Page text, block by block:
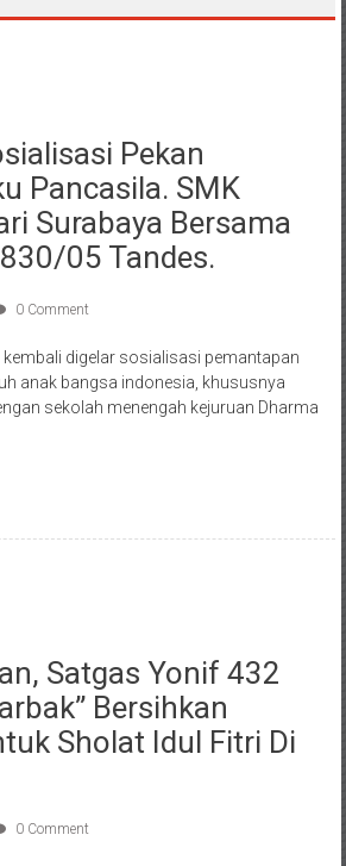
Pekan
Pancasila. SMK
Surabaya Bersama
05 Tandes.
0 Comment
kembali digelar sosialisasi pemantapan
anak bangsa indonesia, khususnya
sekolah menengah kejuruan Dharma
Satgas Yonif 432
Bersihkan
Sholat Idul Fitri Di
0 Comment